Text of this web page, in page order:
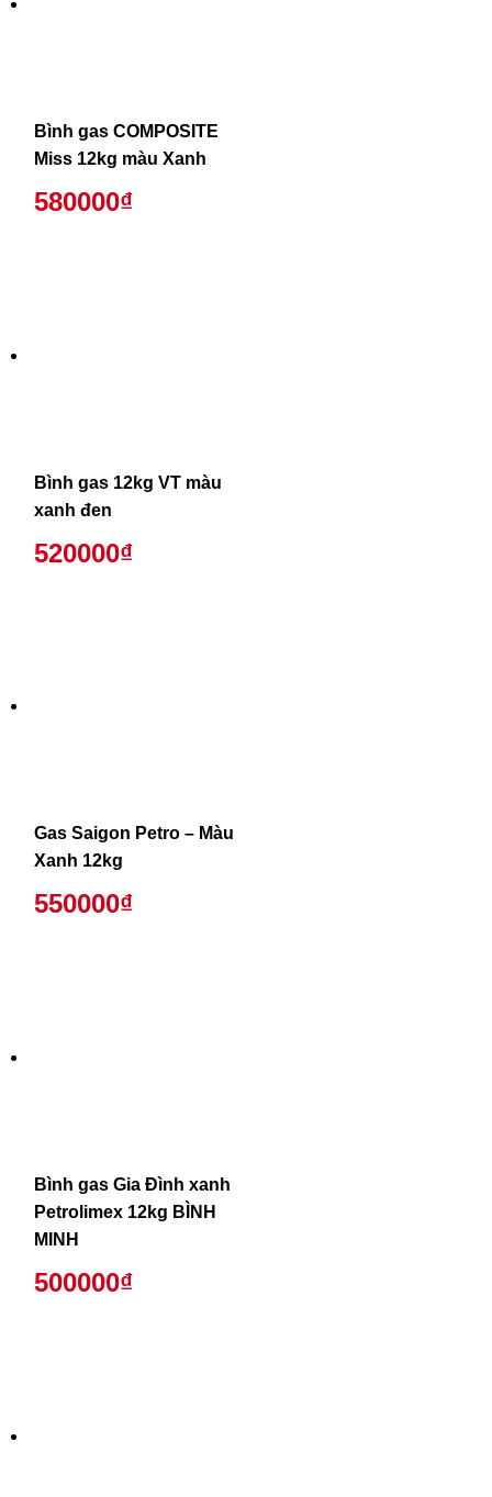
Bình gas COMPOSITE
Miss 12kg màu Xanh
580000₫
Bình gas 12kg VT màu
xanh đen
520000₫
Gas Saigon Petro – Màu
Xanh 12kg
550000₫
Bình gas Gia Đình xanh
Petrolimex 12kg BÌNH
MINH
500000₫